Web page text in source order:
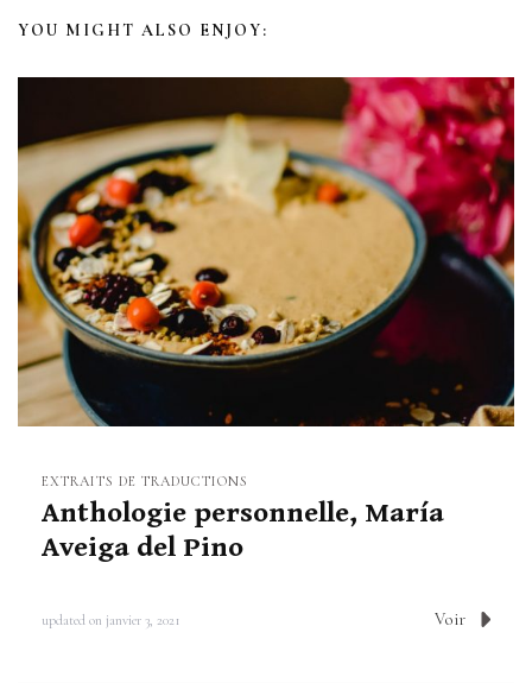
N
a
v
i
g
a
t
i
YOU MIGHT ALSO ENJOY:
EXTRAITS DE TRADUCTIONS
Anthologie personnelle, María
Aveiga del Pino
updated on janvier 3, 2021 Voir